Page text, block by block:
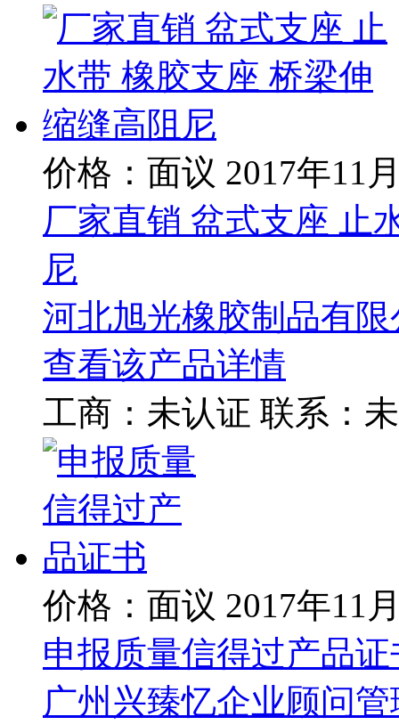
价格：面议 2017年11
厂家直销 盆式支座 止
尼
河北旭光橡胶制品有限
查看该产品详情
工商： 未认证 联系：
价格：面议 2017年11
申报质量信得过产品证
广州兴臻忆企业顾问